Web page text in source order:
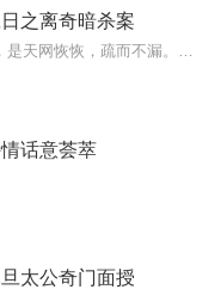
之离奇暗杀案
话意荟萃
太公奇门面授